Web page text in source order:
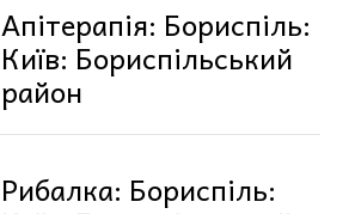
Апітерапія: Бориспіль:
Київ: Бориспільський
район
Рибалка: Бориспіль: